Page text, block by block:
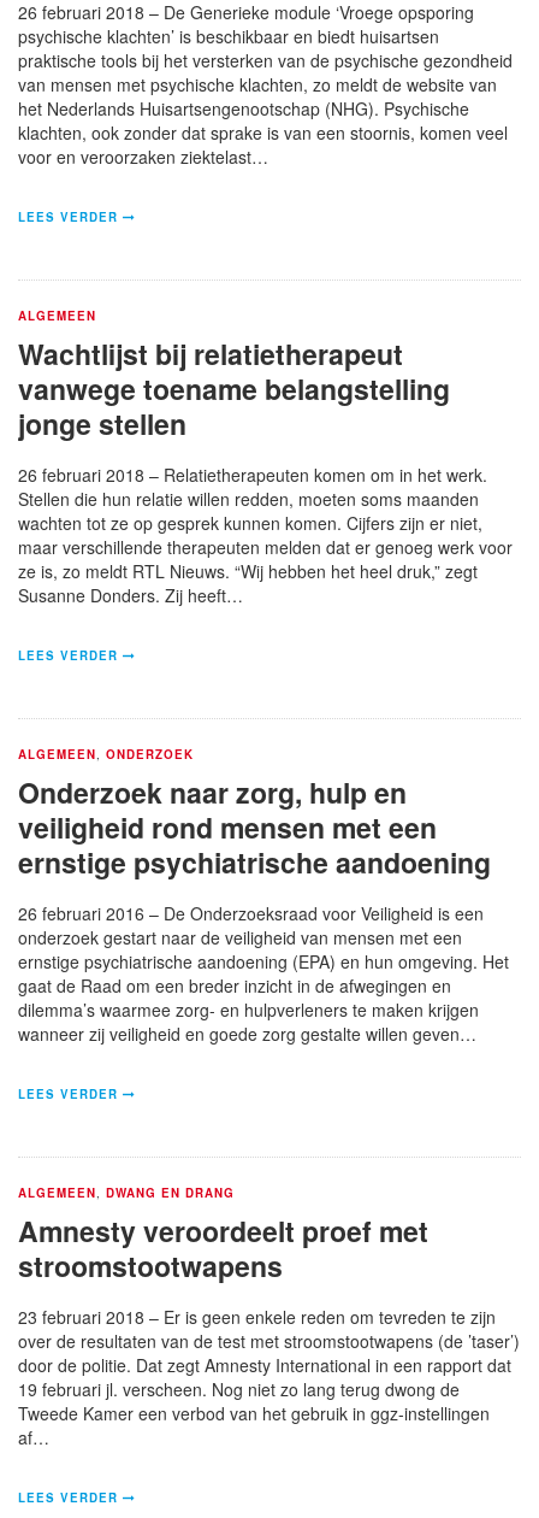
26 februari 2018 – De Generieke module ‘Vroege opsporing
psychische klachten’ is beschikbaar en biedt huisartsen
praktische tools bij het versterken van de psychische gezondheid
van mensen met psychische klachten, zo meldt de website van
het Nederlands Huisartsengenootschap (NHG). Psychische
klachten, ook zonder dat sprake is van een stoornis, komen veel
voor en veroorzaken ziektelast…
LEES VERDER
ALGEMEEN
Wachtlijst bij relatietherapeut
vanwege toename belangstelling
jonge stellen
26 februari 2018 – Relatietherapeuten komen om in het werk.
Stellen die hun relatie willen redden, moeten soms maanden
wachten tot ze op gesprek kunnen komen. Cijfers zijn er niet,
maar verschillende therapeuten melden dat er genoeg werk voor
ze is, zo meldt RTL Nieuws. “Wij hebben het heel druk,” zegt
Susanne Donders. Zij heeft…
LEES VERDER
ALGEMEEN ONDERZOEK
Onderzoek naar zorg, hulp en
veiligheid rond mensen met een
ernstige psychiatrische aandoening
26 februari 2016 – De Onderzoeksraad voor Veiligheid is een
onderzoek gestart naar de veiligheid van mensen met een
ernstige psychiatrische aandoening (EPA) en hun omgeving. Het
gaat de Raad om een breder inzicht in de afwegingen en
dilemma’s waarmee zorg- en hulpverleners te maken krijgen
wanneer zij veiligheid en goede zorg gestalte willen geven…
LEES VERDER
ALGEMEEN DWANG EN DRANG
Amnesty veroordeelt proef met
stroomstootwapens
23 februari 2018 – Er is geen enkele reden om tevreden te zijn
over de resultaten van de test met stroomstootwapens (de ’taser’)
door de politie. Dat zegt Amnesty International in een rapport dat
19 februari jl. verscheen. Nog niet zo lang terug dwong de
Tweede Kamer een verbod van het gebruik in ggz-instellingen
af…
LEES VERDER